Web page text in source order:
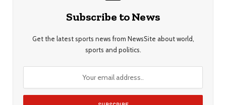
Subscribe to News
Get the latest sports news from NewsSite about world,
sports and politics.